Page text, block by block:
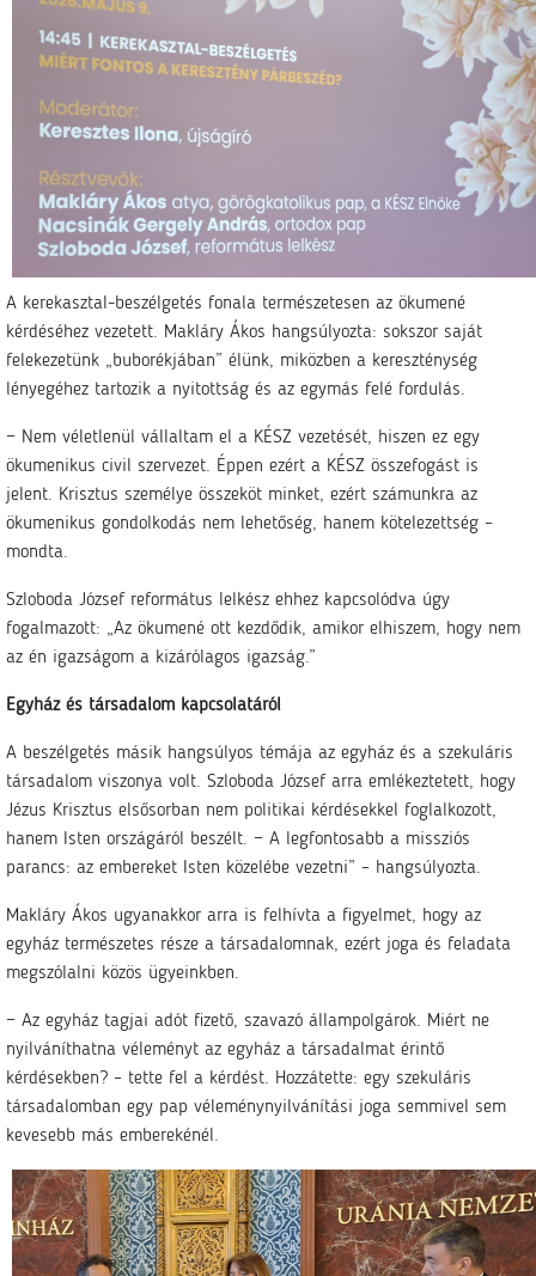
A kerekasztal-beszélgetés fonala természetesen az ökumené
kérdéséhez vezetett. Makláry Ákos hangsúlyozta: sokszor saját
felekezetünk „buborékjában” élünk, miközben a kereszténység
lényegéhez tartozik a nyitottság és az egymás felé fordulás.
− Nem véletlenül vállaltam el a KÉSZ vezetését, hiszen ez egy
ökumenikus civil szervezet. Éppen ezért a KÉSZ összefogást is
jelent. Krisztus személye összeköt minket, ezért számunkra az
ökumenikus gondolkodás nem lehetőség, hanem kötelezettség –
mondta.
Szloboda József református lelkész ehhez kapcsolódva úgy
fogalmazott: „Az ökumené ott kezdődik, amikor elhiszem, hogy nem
az én igazságom a kizárólagos igazság.”
Egyház és társadalom kapcsolatáról
A beszélgetés másik hangsúlyos témája az egyház és a szekuláris
társadalom viszonya volt. Szloboda József arra emlékeztetett, hogy
Jézus Krisztus elsősorban nem politikai kérdésekkel foglalkozott,
hanem Isten országáról beszélt. − A legfontosabb a missziós
parancs: az embereket Isten közelébe vezetni” – hangsúlyozta.
Makláry Ákos ugyanakkor arra is felhívta a figyelmet, hogy az
egyház természetes része a társadalomnak, ezért joga és feladata
megszólalni közös ügyeinkben.
− Az egyház tagjai adót fizető, szavazó állampolgárok. Miért ne
nyilváníthatna véleményt az egyház a társadalmat érintő
kérdésekben? – tette fel a kérdést. Hozzátette: egy szekuláris
társadalomban egy pap véleménynyilvánítási joga semmivel sem
kevesebb más emberekénél.